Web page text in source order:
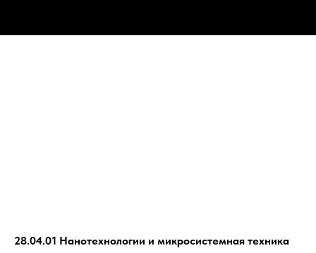
28.04.01 Нанотехнологии и микросистемная техника